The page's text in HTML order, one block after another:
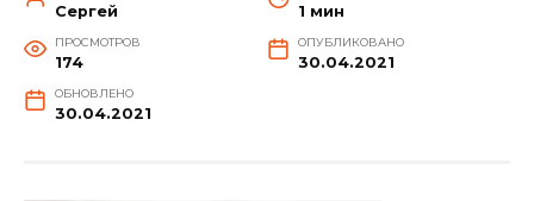
Сергей 1 мин
ПРОСМОТРОВ
174
ОПУБЛИКОВАНО
30.04.2021
ОБНОВЛЕНО
30.04.2021